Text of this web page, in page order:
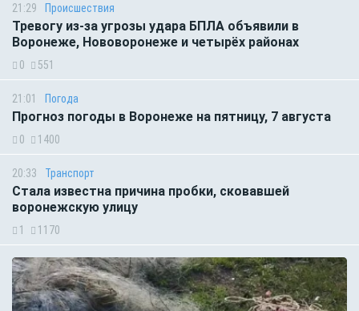
21:29 Происшествия
Тревогу из-за угрозы удара БПЛА объявили в
Воронеже, Нововоронеже и четырёх районах
0 551
21:01 Погода
Прогноз погоды в Воронеже на пятницу, 7 августа
0 1400
20:33 Транспорт
Стала известна причина пробки, сковавшей
воронежскую улицу
1 1170